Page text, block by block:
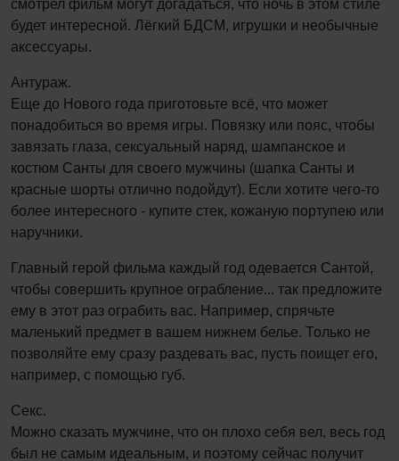
смотрел фильм могут догадаться, что ночь в этом стиле
будет интересной. Лёгкий БДСМ, игрушки и необычные
аксессуары.
Антураж.
Еще до Нового года приготовьте всё, что может
понадобиться во время игры. Повязку или пояс, чтобы
завязать глаза, сексуальный наряд, шампанское и
костюм Санты для своего мужчины (шапка Санты и
красные шорты отлично подойдут). Если хотите чего-то
более интересного - купите стек, кожаную портупею или
наручники.
Главный герой фильма каждый год одевается Сантой,
чтобы совершить крупное ограбление... так предложите
ему в этот раз ограбить вас. Например, спрячьте
маленький предмет в вашем нижнем белье. Только не
позволяйте ему сразу раздевать вас, пусть поищет его,
например, с помощью губ.
Секс.
Можно сказать мужчине, что он плохо себя вел, весь год
был не самым идеальным, и поэтому сейчас получит